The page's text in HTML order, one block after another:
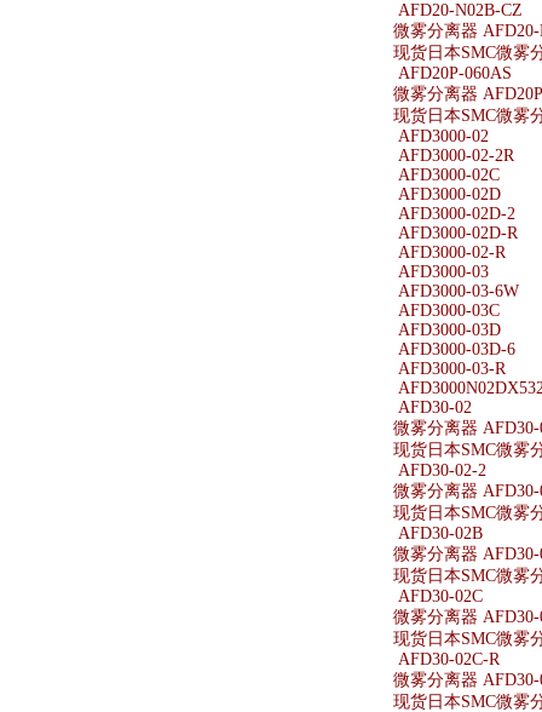
AFD20-N02B-CZ
微雾分离器
现货日本SMC微雾
AFD20P-060AS
微雾分离器
现货日本SMC微雾
AFD3000-02
AFD3000-02-2R
AFD3000-02C
AFD3000-02D
AFD3000-02D-2
AFD3000-02D-R
AFD3000-02-R
AFD3000-03
AFD3000-03-6W
AFD3000-03C
AFD3000-03D
AFD3000-03D-6
AFD3000-03-R
AFD30-02
微雾分离器 AFD30-
现货日本SMC微雾
AFD30-02-2
微雾分离器 AFD30-
现货日本SMC微雾
AFD30-02B
微雾分离器 AFD30-
现货日本SMC微雾
AFD30-02C
微雾分离器 AFD30-
现货日本SMC微雾
AFD30-02C-R
微雾分离器 AFD30-
现货日本SMC微雾